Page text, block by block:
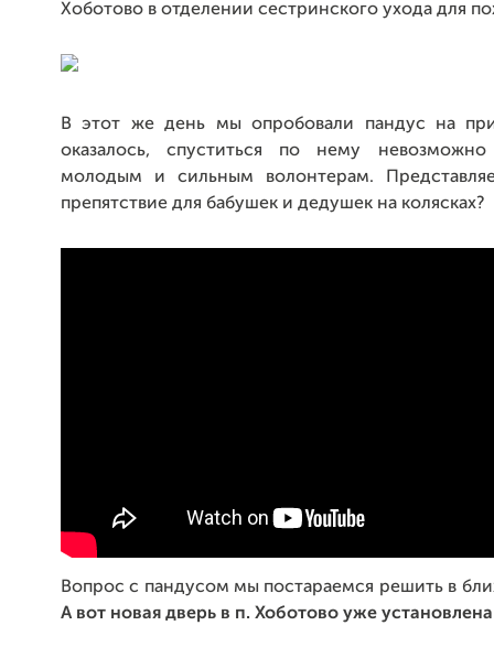
Хоботово в отделении сестринского ухода для
В этот же день мы опробовали пандус на
оказалось, спуститься по нему
молодым и сильным волонтерам.
препятствие для бабушек и дедушек на колясках?
Вопрос с пандусом мы постараемся решить в
А вот новая дверь в п. Хоботово уже